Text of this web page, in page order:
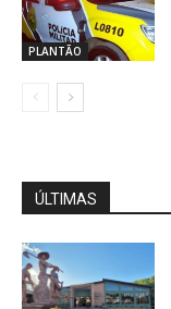
PLANTÃO
ÚLTIMAS